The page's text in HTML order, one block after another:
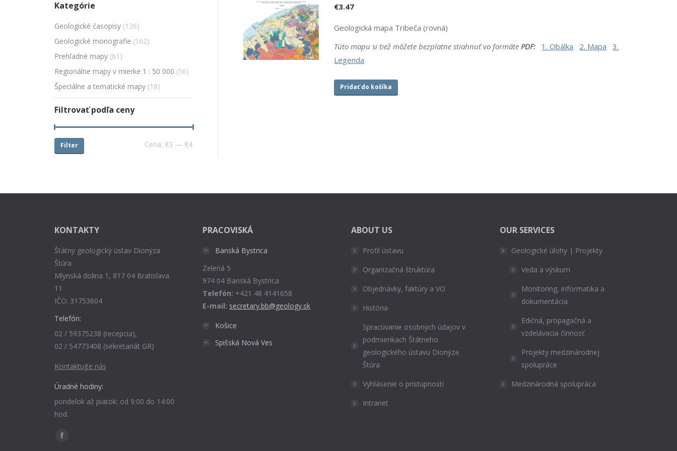
€3.47
Geologická mapa Tribeča (rovná)
Túto mapu si tiež môžete bezplatne stiahnuť vo formátePDF: 1. Obálka 2. Mapa
3.
Legenda
Pridať do košíka
Kategórie
Geologické časopisy (126)
Geologické monografie (162)
Prehľadné mapy (61)
Regionálne mapy v mierke 1 : 50 000 (56)
Špeciálne a tematické mapy (18)
Filtrovať podľa ceny
Filter Cena: €3 — €4
KONTAKTY
Štátny geologický ústav Dionýza
Štúra
Mlynská dolina 1, 817 04 Bratislava
11
IČO: 31753604
Telefón:
02 / 59375238 (recepcia),
02 / 54773408 (sekretariát GR)
Kontaktujte nás
Úradné hodiny:
pondelok až piatok: od 9:00 do 14:00
hod.
Find us on:
Facebook
PRACOVISKÁ
Banská Bystrica
Zelená 5
974 04 Banská Bystrica
Telefón: +421 48 4141658
E-mail: secretary.bb@geology.sk
Košice
Spišská Nová Ves
ABOUT US
Profil ústavu
Organizačná štruktúra
Objednávky, faktúry a VO
História
Spracúvanie osobných údajov v
podmienkach Štátneho
geologického ústavu Dionýza
Štúra
Vyhlásenie o prístupnosti
Intranet
OUR SERVICES
Geologické úlohy | Projekty
Veda a výskum
Monitoring, informatika a
dokumentácia
Edičná, propagačná a
vzdelávacia činnosť
Projekty medzinárodnej
spolupráce
Medzinárodná spolupráca